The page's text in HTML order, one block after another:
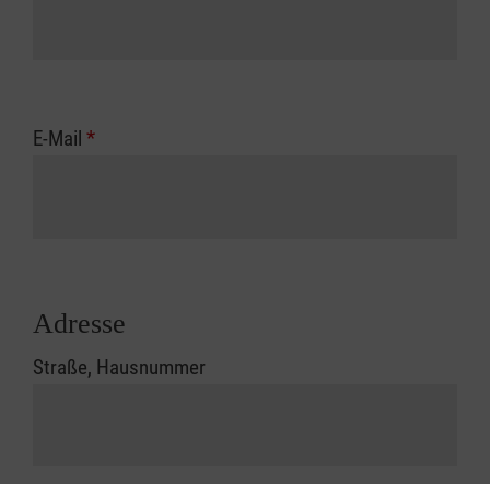
E-Mail *
Adresse
Straße, Hausnummer